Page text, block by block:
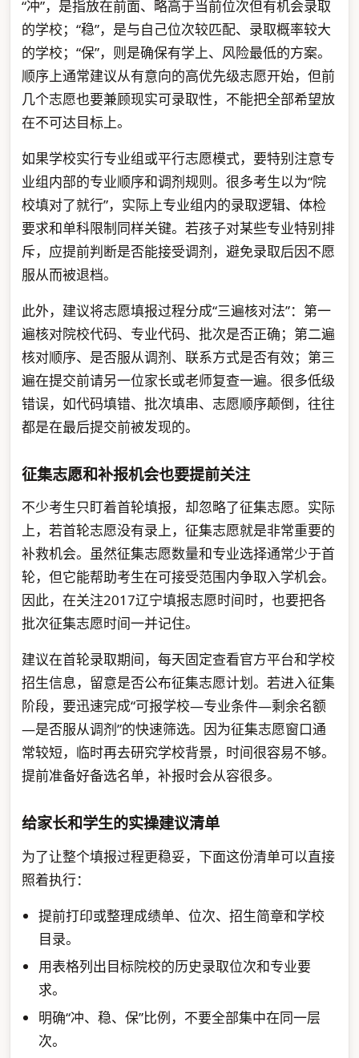
“冲”，是指放在前面、略高于当前位次但有机会录取
的学校；“稳”，是与自己位次较匹配、录取概率较大
的学校；“保”，则是确保有学上、风险最低的方案。
顺序上通常建议从有意向的高优先级志愿开始，但前
几个志愿也要兼顾现实可录取性，不能把全部希望放
在不可达目标上。
如果学校实行专业组或平行志愿模式，要特别注意专
业组内部的专业顺序和调剂规则。很多考生以为“院
校填对了就行”，实际上专业组内的录取逻辑、体检
要求和单科限制同样关键。若孩子对某些专业特别排
斥，应提前判断是否能接受调剂，避免录取后因不愿
服从而被退档。
此外，建议将志愿填报过程分成“三遍核对法”：第一
遍核对院校代码、专业代码、批次是否正确；第二遍
核对顺序、是否服从调剂、联系方式是否有效；第三
遍在提交前请另一位家长或老师复查一遍。很多低级
错误，如代码填错、批次填串、志愿顺序颠倒，往往
都是在最后提交前被发现的。
征集志愿和补报机会也要提前关注
不少考生只盯着首轮填报，却忽略了征集志愿。实际
上，若首轮志愿没有录上，征集志愿就是非常重要的
补救机会。虽然征集志愿数量和专业选择通常少于首
轮，但它能帮助考生在可接受范围内争取入学机会。
因此，在关注2017辽宁填报志愿时间时，也要把各
批次征集志愿时间一并记住。
建议在首轮录取期间，每天固定查看官方平台和学校
招生信息，留意是否公布征集志愿计划。若进入征集
阶段，要迅速完成“可报学校—专业条件—剩余名额
—是否服从调剂”的快速筛选。因为征集志愿窗口通
常较短，临时再去研究学校背景，时间很容易不够。
提前准备好备选名单，补报时会从容很多。
给家长和学生的实操建议清单
为了让整个填报过程更稳妥，下面这份清单可以直接
照着执行：
提前打印或整理成绩单、位次、招生简章和学校
目录。
用表格列出目标院校的历史录取位次和专业要
求。
明确“冲、稳、保”比例，不要全部集中在同一层
次。